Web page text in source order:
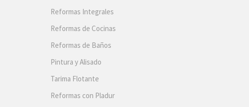
Reformas Integrales
Reformas de Cocinas
Reformas de Baños
Pintura y Alisado
Tarima Flotante
Reformas con Pladur